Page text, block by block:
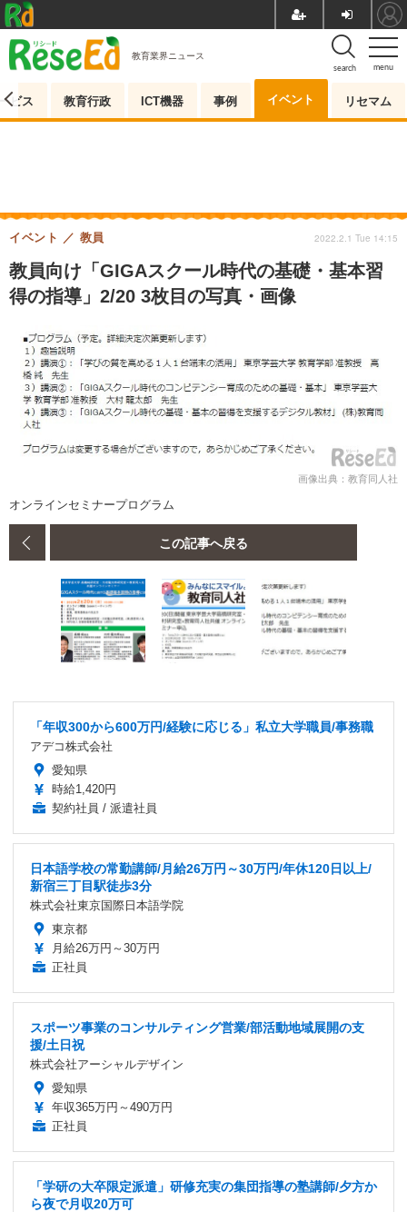
menu
search
教育業界ニュース
ビス 教育行政 ICT機器 事例 イベント リセマム
教員向け「GIGAスクール時代の基礎・基本習
得の指導」2/20 3枚目の写真・画像
イベント 教員 2022.2.1 Tue 14:15
画像出典：教育同人社
オンラインセミナープログラム
この記事へ戻る
「年収300から600万円/経験に応じる」私立大学職員/事務職
アデコ株式会社
愛知県
時給1,420円
契約社員 / 派遣社員
日本語学校の常勤講師/月給26万円～30万円/年休120日以上/
新宿三丁目駅徒歩3分
株式会社東京国際日本語学院
東京都
月給26万円～30万円
正社員
スポーツ事業のコンサルティング営業/部活動地域展開の支
援/土日祝
株式会社アーシャルデザイン
愛知県
年収365万円～490万円
正社員
「学研の大卒限定派遣」研修充実の集団指導の塾講師/夕方か
ら夜で月収20万可